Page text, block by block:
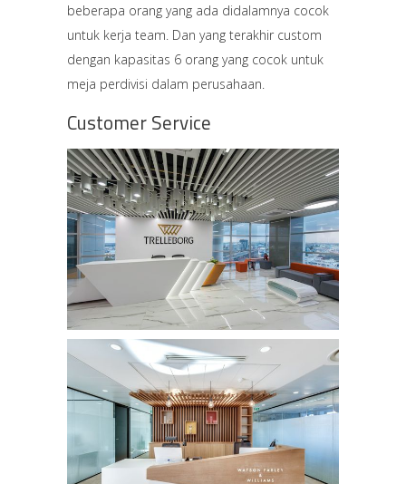
beberapa orang yang ada didalamnya cocok
untuk kerja team. Dan yang terakhir custom
dengan kapasitas 6 orang yang cocok untuk
meja perdivisi dalam perusahaan.
Customer Service